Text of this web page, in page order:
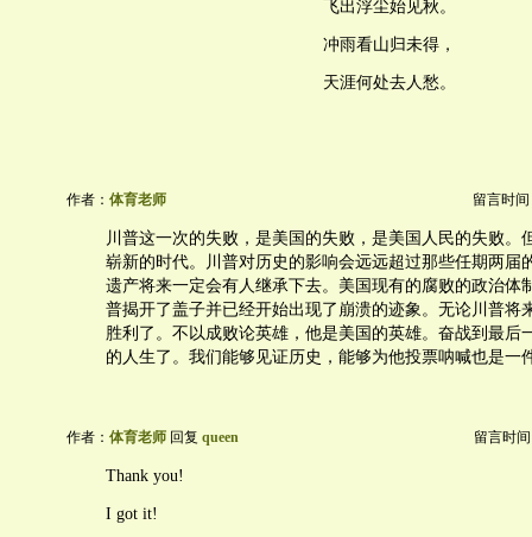
飞出浮尘始见秋。
冲雨看山归未得，
天涯何处去人愁。
作者： 体育老师 留言时间
川普这一次的失败，是美国的失败，是美国人民的失败。
崭新的时代。川普对历史的影响会远远超过那些任期两届
遗产将来一定会有人继承下去。美国现有的腐败的政治体
普揭开了盖子并已经开始出现了崩溃的迹象。无论川普将
胜利了。不以成败论英雄，他是美国的英雄。奋战到最后
的人生了。我们能够见证历史，能够为他投票呐喊也是一
作者： 体育老师 回复 queen 留言时间
Thank you!
I got it!